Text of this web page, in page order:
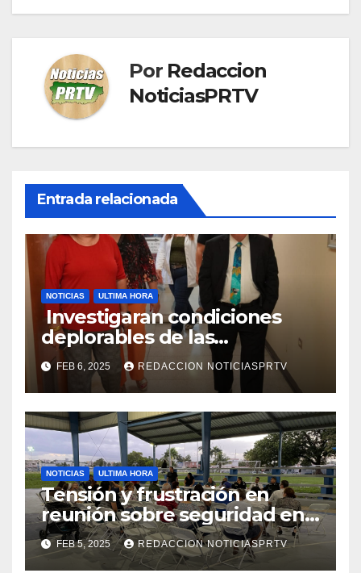
Por Redaccion
NoticiasPRTV
Entrada relacionada
NOTICIAS ULTIMA HORA
Investigaran condiciones
deplorables de las
facilidades el Departamento
de la Salud en Mayagüez
FEB 6, 2025 REDACCION NOTICIASPRTV
NOTICIAS ULTIMA HORA
Tensión y frustración en
reunión sobre seguridad en
Reparto Metropolitano
FEB 5, 2025 REDACCION NOTICIASPRTV